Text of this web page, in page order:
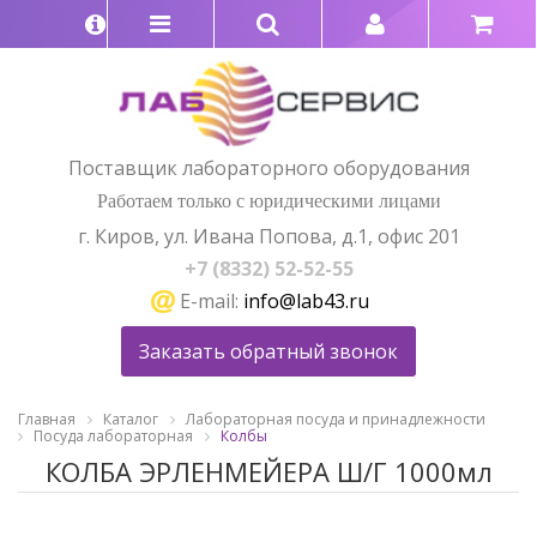
Поставщик лабораторного оборудования
Работаем только с юридическими лицами
г. Киров, ул. Ивана Попова, д.1, офис 201
+7 (8332) 52-52-55
E-mail: info@lab43.ru
Заказать обратный звонок
Главная Каталог
Лабораторная посуда и принадлежности
Посуда лабораторная
Колбы
КОЛБА ЭРЛЕНМЕЙЕРА Ш/Г 1000мл